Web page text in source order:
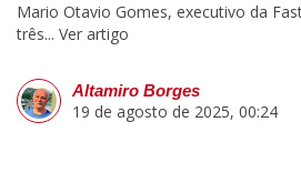
Mario Otavio Gomes, executivo da
três... Ver artigo
Altamiro Borges
19 de agosto de 2025, 00:24